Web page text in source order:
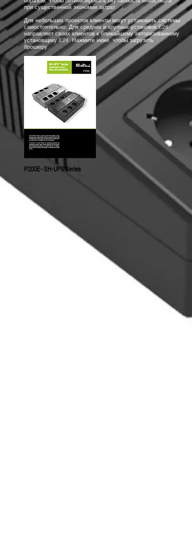
при существенной экономии затрат.
Для небольших проектов клиенты могут установить системы
самостоятельно. Для средних и крупных установок E24
направляет своих клиентов к ближайшему авторизованному
установщику E24. Нажмите ниже, чтобы загрузить
брошюру.
P200E - SH-UPS Series